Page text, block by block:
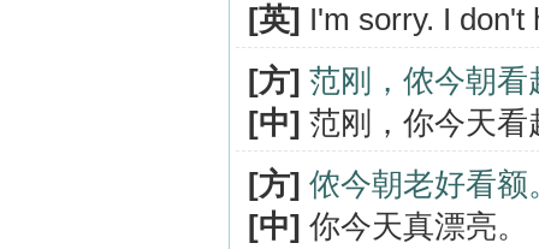
[英] I'm sorry. I don't
[方] 范刚，侬今朝看
[中] 范刚，你今天看
[方] 侬今朝老好看额
[中] 你今天真漂亮。